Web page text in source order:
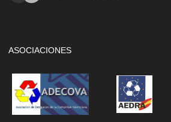
ASOCIACIONES